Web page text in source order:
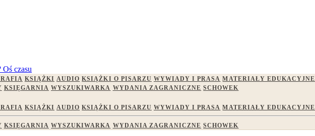
Oś czasu
KSIĄŻKI AUDIO KSIĄŻKI O PISARZU WYWIADY I PRASA MATERIAŁY EDUKACYJNE
KSIĘGARNIA WYSZUKIWARKA WYDANIA ZAGRANICZNE SCHOWEK
KSIĄŻKI AUDIO KSIĄŻKI O PISARZU WYWIADY I PRASA MATERIAŁY EDUKACYJNE
KSIĘGARNIA WYSZUKIWARKA WYDANIA ZAGRANICZNE SCHOWEK